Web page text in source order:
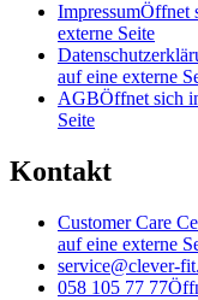
ImpressumÖffnet
externe Seite
auf eine externe
AGBÖffnet sich
Seite
Kontakt
Customer Care
auf eine externe
service@clever-
058 105 77 77